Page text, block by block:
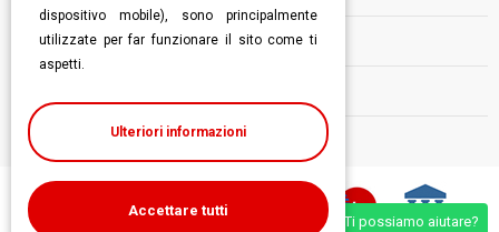
Follow us
Ti possiamo aiutare?
dispositivo mobile), sono principalmente
utilizzate per far funzionare il sito come ti
aspetti.
Ulteriori informazioni
Accettare tutti